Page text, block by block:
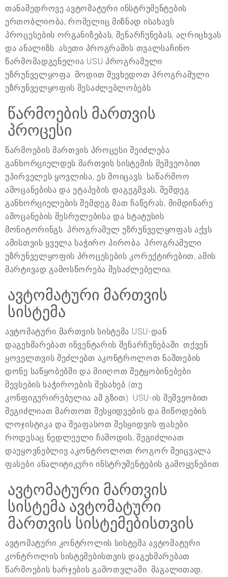
თანამედროვე ავტომატური ინსტრუმენტების
ერთობლიობა, რომელიც მიზნად ისახავს
პროცესების ორგანიზებას, შენარჩუნებას, აღრიცხვას
და ანალიზს. ასეთი პროგრამის თვალსაჩინო
წარმომადგენელია USU პროგრამული
უზრუნველყოფა. მოდით შევხედოთ პროგრამული
უზრუნველყოფის შესაძლებლობებს.
წარმოების მართვის
პროცესი
წარმოების მართვის პროცესი შეიძლება
განხორციელდეს მართვის სისტემის მეშვეობით.
უპირველეს ყოვლისა, ეს მოიცავს: საწარმოო
ამოცანებისა და ეტაპების დაგეგმვას, შემდეგ
განხორციელების შემდეგ მათ ჩაწერას, მიმდინარე
ამოცანების შესრულებისა და სტატუსის
მონიტორინგს. პროგრამულ უზრუნველყოფას აქვს
ამისთვის ყველა საჭირო პირობა. პროგრამული
უზრუნველყოფის პროცესების კორექტირებით, ამის
მარტივად გამოსწორება შესაძლებელია.
ავტომატური მართვის
სისტემა
ავტომატური მართვის სისტემა USU-დან
დაგეხმარებათ ინვენტარის შენარჩუნებაში. თქვენ
ყოველთვის შეძლებთ აკონტროლოთ ნაშთების
დონე საწყობებში და მიიღოთ შეტყობინებები
შევსების საჭიროების შესახებ (თუ
კონფიგურირებულია ამ გზით). USU-ის მეშვეობით
შეგიძლიათ მართოთ შესყიდვების და მიწოდების
ლოჯისტიკა და შეაფასოთ შესყიდვის ფასები.
როდესაც ნედლეული ჩამოდის, შეგიძლიათ
დაუყოვნებლივ აკონტროლოთ როგორ შეიცვალა
ფასები ანალიტიკური ინსტრუმენტების გამოყენებით.
ავტომატური მართვის
სისტემა ავტომატური
მართვის სისტემებისთვის
ავტომატური კონტროლის სისტემა ავტომატური
კონტროლის სისტემებისთვის დაგეხმარებათ
წარმოების ხარჯების გამოთვლაში. მაგალითად,